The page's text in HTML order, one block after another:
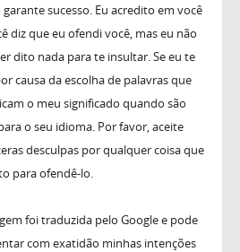
sucesso. Eu acredito em você
diz que eu ofendi você, mas eu não
dito nada para te insultar. Se eu te
causa da escolha de palavras que
o meu significado quando são
o seu idioma. Por favor, aceite
desculpas por qualquer coisa que
para ofendê-lo.
foi traduzida pelo Google e pode
com exatidão minhas intenções